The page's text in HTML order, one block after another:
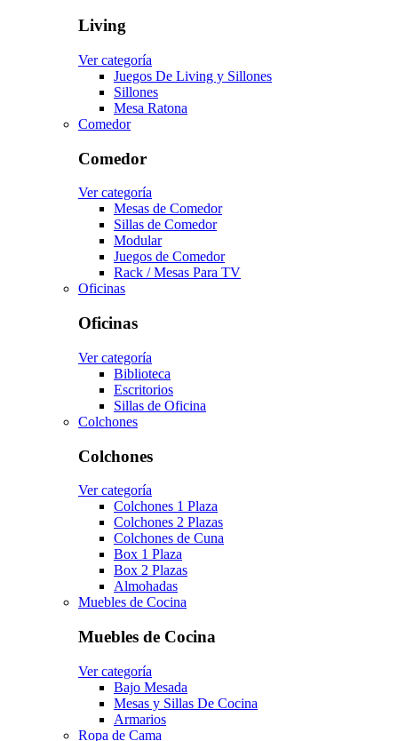
Living
Ver categoría
Juegos De Living y Sillones
Sillones
Mesa Ratona
Comedor
Comedor
Ver categoría
Mesas de Comedor
Sillas de Comedor
Modular
Juegos de Comedor
Rack / Mesas Para TV
Oficinas
Oficinas
Ver categoría
Biblioteca
Escritorios
Sillas de Oficina
Colchones
Colchones
Ver categoría
Colchones 1 Plaza
Colchones 2 Plazas
Colchones de Cuna
Box 1 Plaza
Box 2 Plazas
Almohadas
Muebles de Cocina
Muebles de Cocina
Ver categoría
Bajo Mesada
Mesas y Sillas De Cocina
Armarios
Ropa de Cama